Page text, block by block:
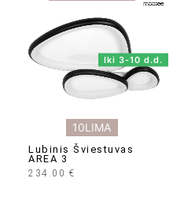
10LIMA
Iki 3-10 d.d.
Lubinis Šviestuvas
AREA 3
234.00 €